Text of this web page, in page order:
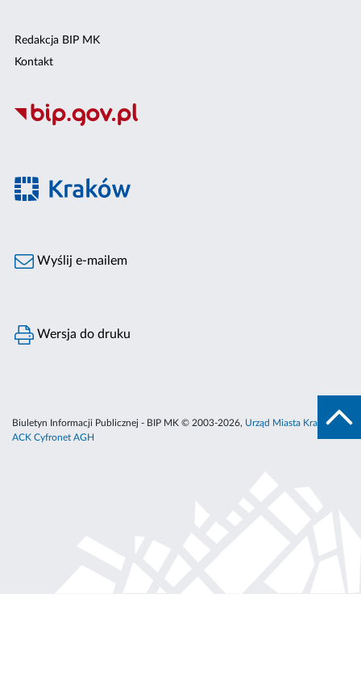
Redakcja BIP MK
Kontakt
Wyślij e-mailem
Wersja do druku
Biuletyn Informacji Publicznej - BIP MK © 2003-2026, Urząd Miasta Krakowa
ACK Cyfronet AGH